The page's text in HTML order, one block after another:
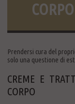
CORPO
Prendersi cura del
solo una questione di
CREME E
CORPO